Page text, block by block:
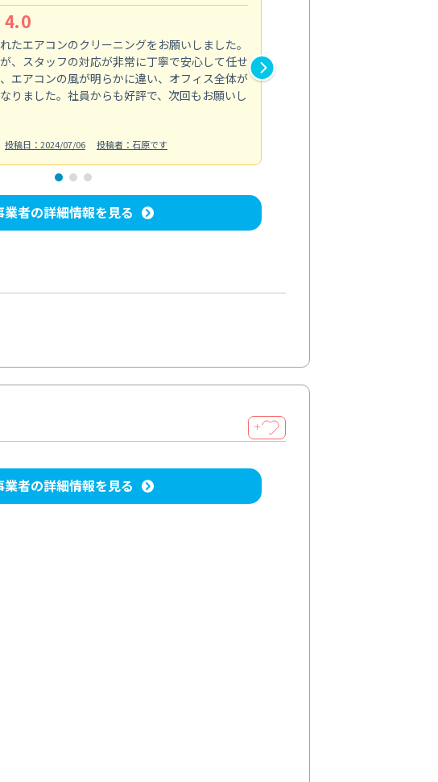
4.0
たエアコンのクリーニングをお願いしました。
、スタッフの対応が非常に丁寧で安心して任せ
エアコンの風が明らかに違い、オフィス全体が
りました。社員からも好評で、次回もお願いし
投稿日：2024/07/06 投稿者：石原です
業者の詳細情報を見る
＋
業者の詳細情報を見る